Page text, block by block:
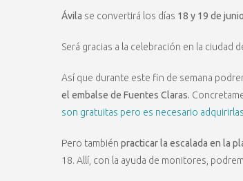
Ávila se convertirá los días 18 y 19 de
Será gracias a la celebración en la ciudad
Así que durante este fin de semana
el embalse de Fuentes Claras.
son gratuitas pero es necesario
Pero también practicar la escalada en la
18. Allí, con la ayuda de monitores,